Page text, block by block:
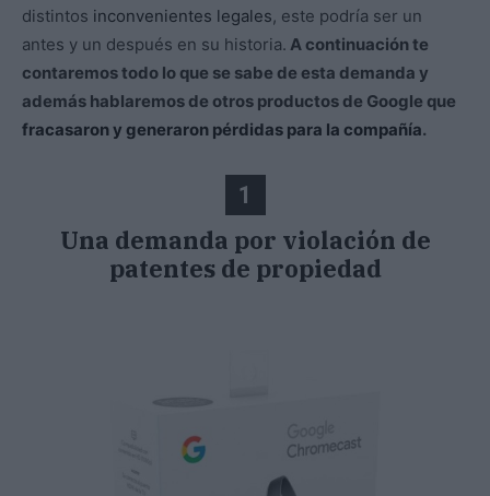
distintos inconvenientes legales, este podría ser un
antes y un después en su historia. A continuación te
contaremos todo lo que se sabe de esta demanda y
además hablaremos de otros productos de Google que
fracasaron y generaron pérdidas para la compañía.
1
Una demanda por violación de
patentes de propiedad